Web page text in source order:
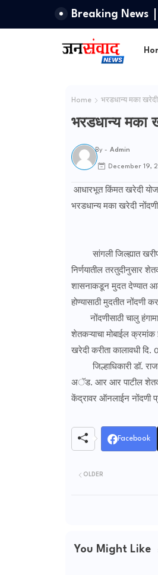
Breaking News
Home भरडधान्य मका
भरडधान्य मका
By - Admin
December 19,
आधारभूत किंमत खरेदी
भरडधान्य मका खरेदी
सांगली जिल्ह्यात
निर्णयातील तरतुदीनुसार
शासनाकडून मुदत देण्यात
होण्यासाठी मुदतीत नोंदणी
नोंदणीसाठी चालु
शेतकऱ्याचा मोबाईल
खरेदी करीता कालावधी
जिल्हाधिकारी डॉ.
अॅड. आर आर पाटील शेतकरी
केंद्रावर ऑनलाईन नोंदणी
Facebook
OLDER
You Might Like